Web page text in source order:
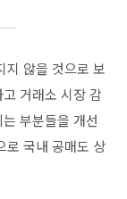
지 않을 것으로 보
거래소 시장 감
부분들을 개선
로 국내 공매도 상